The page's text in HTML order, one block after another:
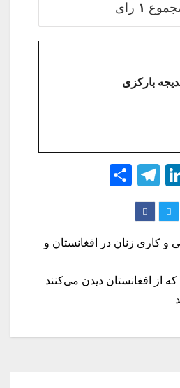
۱ رای
بارکزی
Li
nk
ed
In
Te
le
gr
a
کاری زنان در افغانستان و
از افغانستان دیدن می‌کنند